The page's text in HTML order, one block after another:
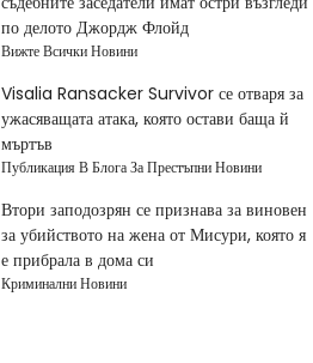
по делото Джордж Флойд
Вижте Всички Новини
Visalia Ransacker Survivor се отваря за
ужасяващата атака, която остави баща й
мъртъв
Публикация В Блога За Престъпни Новини
Втори заподозрян се признава за виновен
за убийството на жена от Мисури, която я
е прибрала в дома си
Криминални Новини